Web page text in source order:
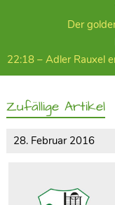
Der
22:18 – Adler Rauxel
Zufällige Artikel
28. Februar 2016